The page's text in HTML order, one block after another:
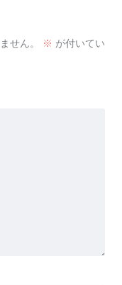
せん。 ※ が付いてい